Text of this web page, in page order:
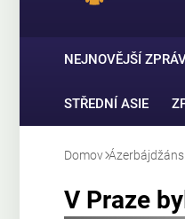
NEJNOVĚJŠÍ
STŘEDNÍ ASIE
Domov
V Praze